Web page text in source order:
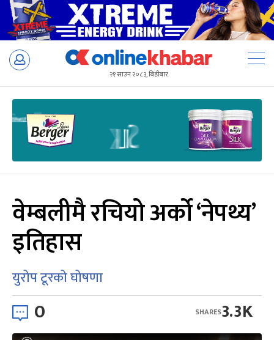
Skip
२१ साउन २०८३, बिहीबार
वेम्बलीमै रचियो अर्को ‘नेपथ्य’
इतिहास
युरोप टूरको घोषणा
0 3.3K
SHARES